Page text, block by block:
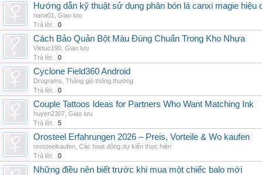
Hướng dẫn kỹ thuật sử dụng phân bón lá canxi magie hiệu
nana01
Giao lưu
Trả lời:
0
Cách Bảo Quản Bột Màu Đúng Chuẩn Trong Kho Nhựa
Vietuc190 Giao lưu
Trả lời:
0
Cyclone Field360 Android
Drograms Thông gió thông thường
Trả lời:
0
Couple Tattoos Ideas for Partners Who Want Matching Ink
huyen2307 Giao lưu
Trả lời:
5
Orosteel Erfahrungen 2026 – Preis, Vorteile & Wo kaufen
orosteelkaufen Các hoạt động dự kiến thực hiện
Trả lời:
0
Những điều nên biết trước khi mua một chiếc balo mới